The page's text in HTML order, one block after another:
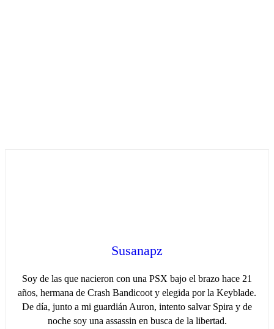
Susanapz
Soy de las que nacieron con una PSX bajo el brazo hace 21
años, hermana de Crash Bandicoot y elegida por la Keyblade.
De día, junto a mi guardián Auron, intento salvar Spira y de
noche soy una assassin en busca de la libertad.